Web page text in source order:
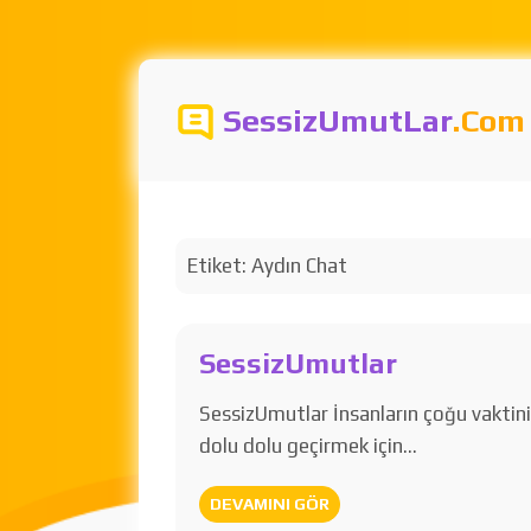
SessizUmutLar.Com
Etiket:Aydın Chat
SessizUmutlar
SessizUmutlar İnsanların çoğu vaktini
dolu dolu geçirmek için…
DEVAMINI GÖR